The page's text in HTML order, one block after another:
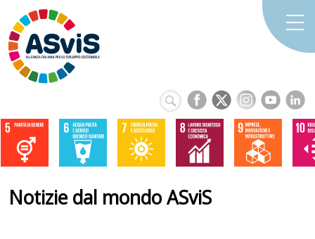
Notizie dal mondo ASviS